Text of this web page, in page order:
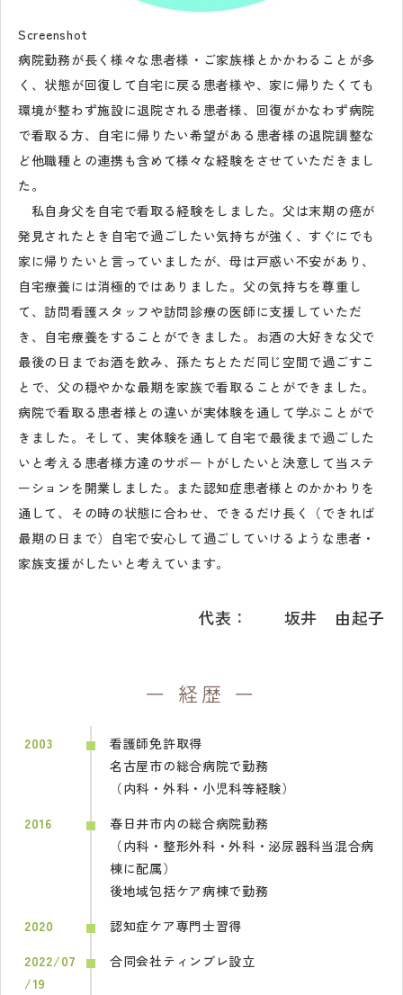
Screenshot
病院勤務が長く様々な患者様・ご家族様とかかわることが多
く、状態が回復して自宅に戻る患者様や、家に帰りたくても
環境が整わず施設に退院される患者様、回復がかなわず病院
で看取る方、自宅に帰りたい希望がある患者様の退院調整な
ど他職種との連携も含めて様々な経験をさせていただきまし
た。
私自身父を自宅で看取る経験をしました。父は末期の癌が
発見されたとき自宅で過ごしたい気持ちが強く、すぐにでも
家に帰りたいと言っていましたが、母は戸惑い不安があり、
自宅療養には消極的ではありました。父の気持ちを尊重し
て、訪問看護スタッフや訪問診療の医師に支援していただ
き、自宅療養をすることができました。お酒の大好きな父で
最後の日までお酒を飲み、孫たちとただ同じ空間で過ごすこ
とで、父の穏やかな最期を家族で看取ることができました。
病院で看取る患者様との違いが実体験を通して学ぶことがで
きました。そして、実体験を通して自宅で最後まで過ごした
いと考える患者様方達のサポートがしたいと決意して当ステ
ーションを開業しました。また認知症患者様とのかかわりを
通して、その時の状態に合わせ、できるだけ長く（できれば
最期の日まで）自宅で安心して過ごしていけるような患者・
家族支援がしたいと考えています。
代表： 坂井 由起子
経歴
2003
看護師免許取得
名古屋市の総合病院で勤務
（内科・外科・小児科等経験）
2016
春日井市内の総合病院勤務
（内科・整形外科・外科・泌尿器科当混合病
棟に配属）
後地域包括ケア病棟で勤務
2020
認知症ケア専門士習得
2022/07
/19
合同会社ティンブレ設立